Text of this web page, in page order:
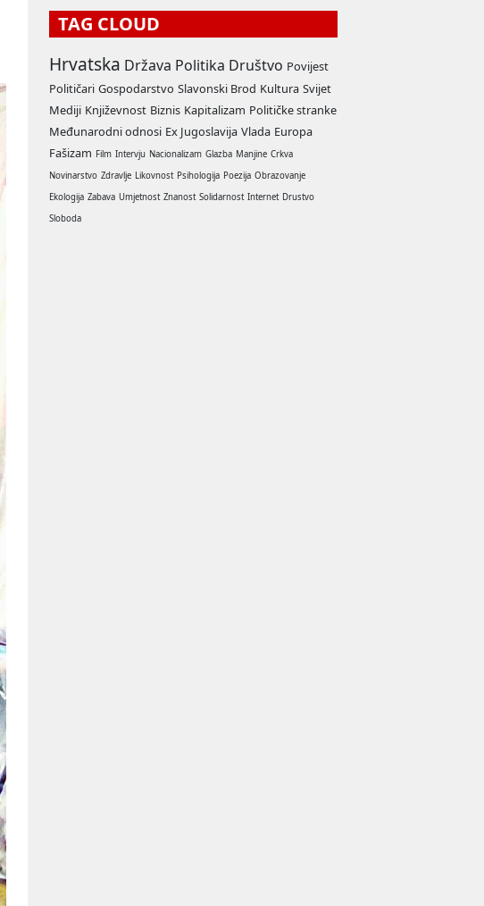
TAG CLOUD
Hrvatska Država Politika Društvo Povijest
Političari Gospodarstvo Slavonski Brod Kultura Svijet
Mediji Književnost Biznis Kapitalizam Političke stranke
Međunarodni odnosi Ex Jugoslavija Vlada Europa
Fašizam Film Intervju Nacionalizam Glazba Manjine Crkva
Novinarstvo Zdravlje Likovnost Psihologija Poezija Obrazovanje
Ekologija Zabava Umjetnost Znanost Solidarnost Internet Drustvo
Sloboda